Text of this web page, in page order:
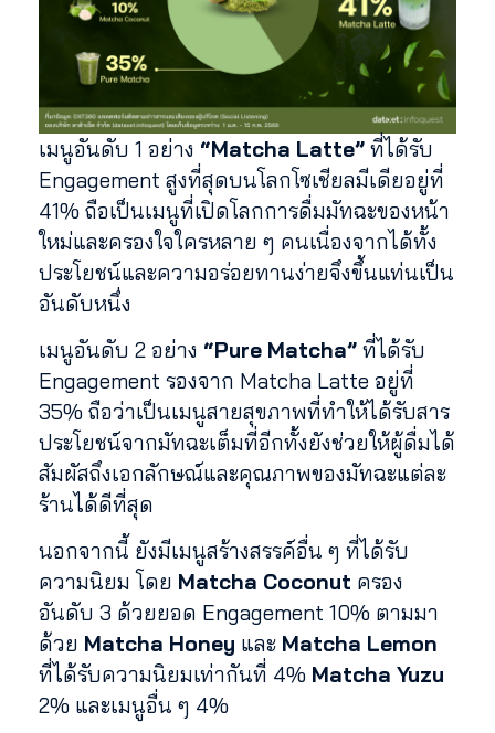
เมนูอันดับ 1 อย่าง “Matcha Latte” ที่ได้รับ
Engagement สูงที่สุดบนโลกโซเชียลมีเดียอยู่ที่
41% ถือเป็นเมนูที่เปิดโลกการดื่มมัทฉะของหน้า
ใหม่และครองใจใครหลาย ๆ คนเนื่องจากได้ทั้ง
ประโยชน์และความอร่อยทานง่ายจึงขึ้นแท่นเป็น
อันดับหนึ่ง
เมนูอันดับ 2 อย่าง “Pure Matcha” ที่ได้รับ
Engagement รองจาก Matcha Latte อยู่ที่
35% ถือว่าเป็นเมนูสายสุขภาพที่ทำให้ได้รับสาร
ประโยชน์จากมัทฉะเต็มที่อีกทั้งยังช่วยให้ผู้ดื่มได้
สัมผัสถึงเอกลักษณ์และคุณภาพของมัทฉะแต่ละ
ร้านได้ดีที่สุด
นอกจากนี้ ยังมีเมนูสร้างสรรค์อื่น ๆ ที่ได้รับ
ความนิยม โดย Matcha Coconut ครอง
อันดับ 3 ด้วยยอด Engagement 10% ตามมา
ด้วย Matcha Honey และ Matcha Lemon
ที่ได้รับความนิยมเท่ากันที่ 4% Matcha Yuzu
2% และเมนูอื่น ๆ 4%